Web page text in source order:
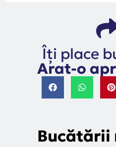
Îți place
Arat-o
Bucătării